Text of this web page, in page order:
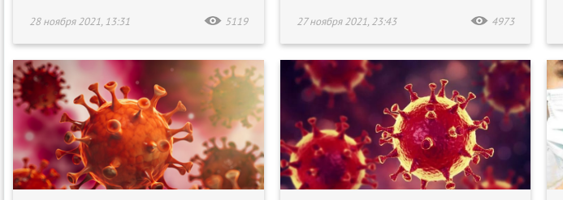
28 ноября 2021, 13:31 5119 27 ноября 2021, 23:43 4973